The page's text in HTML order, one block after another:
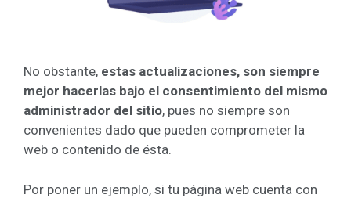
No obstante, estas actualizaciones, son siempre
mejor hacerlas bajo el consentimiento del mismo
administrador del sitio, pues no siempre son
convenientes dado que pueden comprometer la
web o contenido de ésta.
Por poner un ejemplo, si tu página web cuenta con